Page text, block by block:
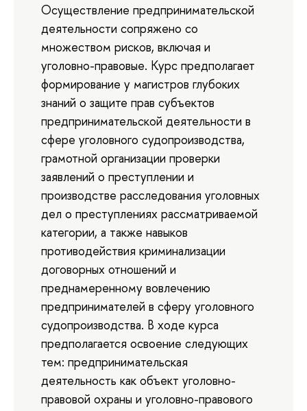
Осуществление предпринимательской
деятельности сопряжено со
множеством рисков, включая и
уголовно-правовые. Курс предполагает
формирование у магистров глубоких
знаний о защите прав субъектов
предпринимательской деятельности в
сфере уголовного судопроизводства,
грамотной организации проверки
заявлений о преступлении и
производстве расследования уголовных
дел о преступлениях рассматриваемой
категории, а также навыков
противодействия криминализации
договорных отношений и
преднамеренному вовлечению
предпринимателей в сферу уголовного
судопроизводства. В ходе курса
предполагается освоение следующих
тем: предпринимательская
деятельность как объект уголовно-
правовой охраны и уголовно-правового